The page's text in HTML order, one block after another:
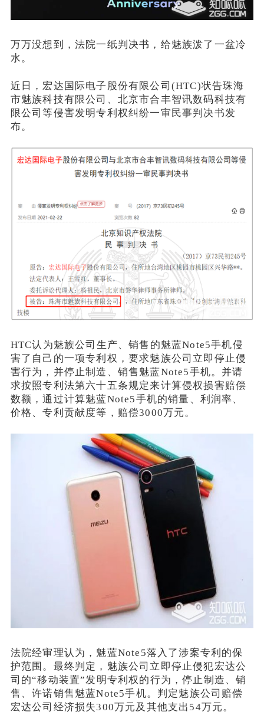
万万没想到，法院一纸判决书，给魅族泼了一盆冷
水。
近日，宏达国际电子股份有限公司(HTC)状告珠海
市魅族科技有限公司、北京市合丰智讯数码科技有
限公司等侵害发明专利权纠纷一审民事判决书发
布。
HTC认为魅族公司生产、销售的魅蓝Note5手机侵
害了自己的一项专利权，要求魅族公司立即停止侵
害行为，并停止制造、销售魅蓝Note5手机。并请
求按照专利法第六十五条规定来计算侵权损害赔偿
数额，通过计算魅蓝Note5手机的销量、利润率、
价格、专利贡献度等，赔偿3000万元。
法院经审理认为，魅蓝Note5落入了涉案专利的保
护范围。最终判定，魅族公司立即停止侵犯宏达公
司的“移动装置”发明专利权的行为，停止制造、销
售、许诺销售魅蓝Note5手机。判定魅族公司赔偿
宏达公司经济损失300万元及其他支出54万元。